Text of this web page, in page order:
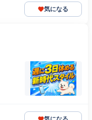
気になる